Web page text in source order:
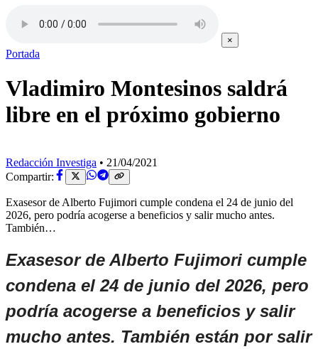
×
Portada
Vladimiro Montesinos saldrá
libre en el próximo gobierno
Redacción Investiga • 21/04/2021
Compartir:
Exasesor de Alberto Fujimori cumple condena el 24 de junio del
2026, pero podría acogerse a beneficios y salir mucho antes.
También…
Exasesor de Alberto Fujimori cumple
condena el 24 de junio del 2026, pero
podría acogerse a beneficios y salir
mucho antes. También están por salir